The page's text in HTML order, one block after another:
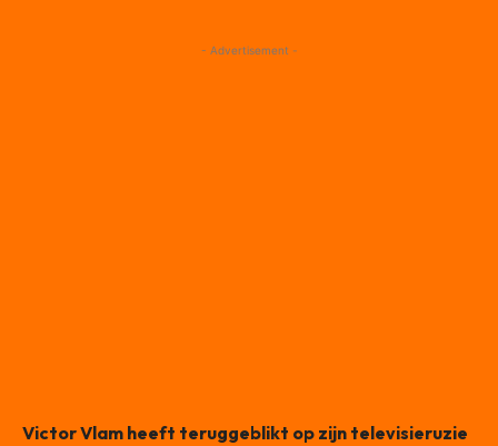
- Advertisement -
Victor Vlam heeft teruggeblikt op zijn televisieruzie